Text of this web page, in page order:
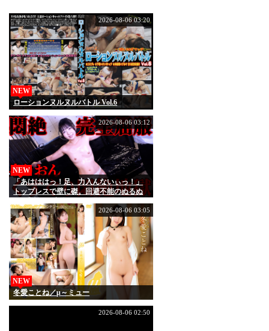
ローションヌルヌルバトル Vol.6
NEW
2026-08-06 03:20
「あはははっ！足、力入んないぃっ！」
トップレスで壁に磔。回避不能のぬるぬ
NEW
2026-08-06 03:12
冬愛ことね／μ～ミュー
NEW
2026-08-06 03:05
2026-08-06 02:50